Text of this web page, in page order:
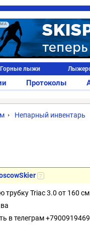
Горные лыжи
Протоколы
Непарный инвентарь
7
трубку Triac 3.0 от 160 см
в телеграм